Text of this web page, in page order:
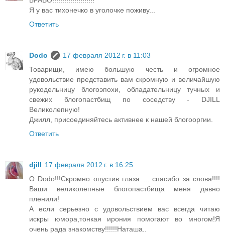
Я у вас тихонечко в уголочке поживу...
Ответить
Dodo
17 февраля 2012 г. в 11:03
Товарищи, имею большую честь и огромное
удовольствие представить вам скромную и величайшую
рукодельницу блогоэпохи, обладательницу тучных и
свежих блогопастбищ по соседству - DJILL
Великолепную!
Джилл, присоединяйтесь активнее к нашей блогооргии.
Ответить
djill 17 февраля 2012 г. в 16:25
О Dodo!!!Скромно опустив глаза ... спасибо за слова!!!!
Ваши великолепные блогопастбища меня давно
пленили!
А если серьезно с удовольствием вас всегда читаю
искры юмора,тонкая ирония помогают во многом!Я
очень рада знакомству!!!!!!Наташа..